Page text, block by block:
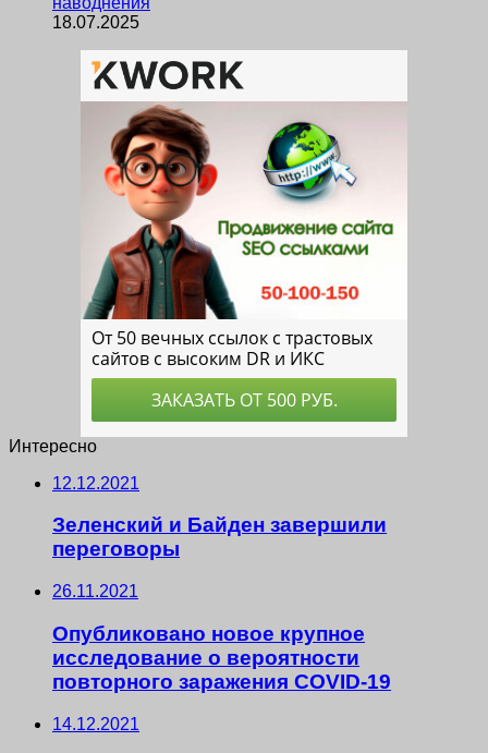
18.07.2025
Интересно
12.12.2021
Зеленский и Байден завершили
переговоры
26.11.2021
Опубликовано новое крупное
исследование о вероятности
повторного заражения COVID-19
14.12.2021